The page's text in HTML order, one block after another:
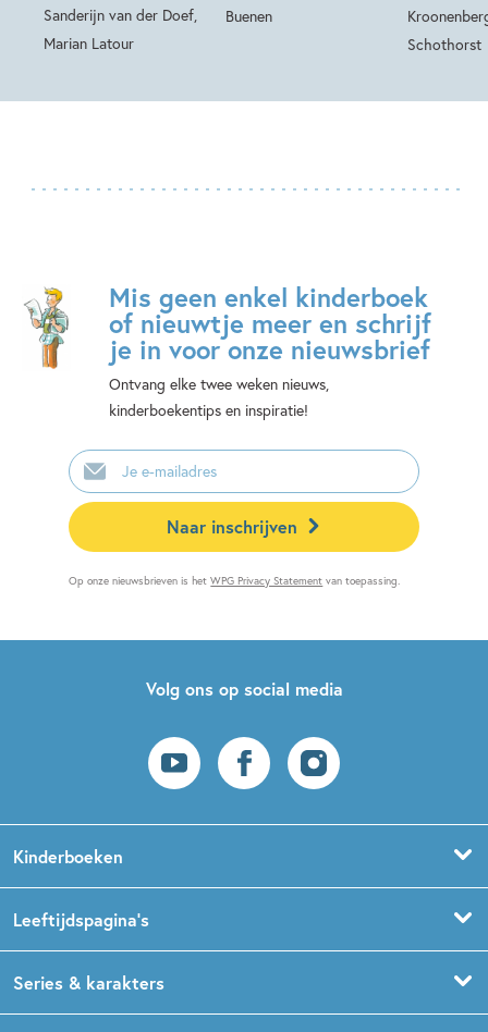
Sanderijn van der Doef,
Marian Latour
Buenen
Schothorst
Mis geen enkel kinderboek
of nieuwtje meer en schrijf
je in voor onze nieuwsbrief
Ontvang elke twee weken nieuws,
kinderboekentips en inspiratie!
E-
mailadres
Naar inschrijven
Op onze nieuwsbrieven is hetWPG Privacy Statement van toepassing.
Volg ons op social media
Kinderboeken
Prentenboeken
Leeftijdspagina’s
Boekentips 1,5 - 3 jaar
Series & karakters